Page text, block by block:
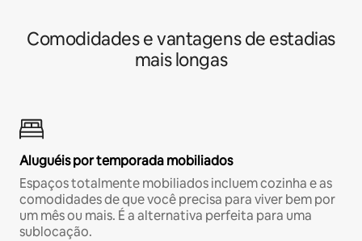
Comodidades e vantagens de estadias
mais longas
Aluguéis por temporada mobiliados
Espaços totalmente mobiliados incluem cozinha e as
comodidades de que você precisa para viver bem por
um mês ou mais. É a alternativa perfeita para uma
sublocação.